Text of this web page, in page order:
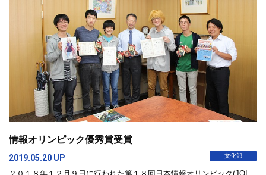
情報オリンピック優秀賞受賞
2019.05.20 UP 文化部